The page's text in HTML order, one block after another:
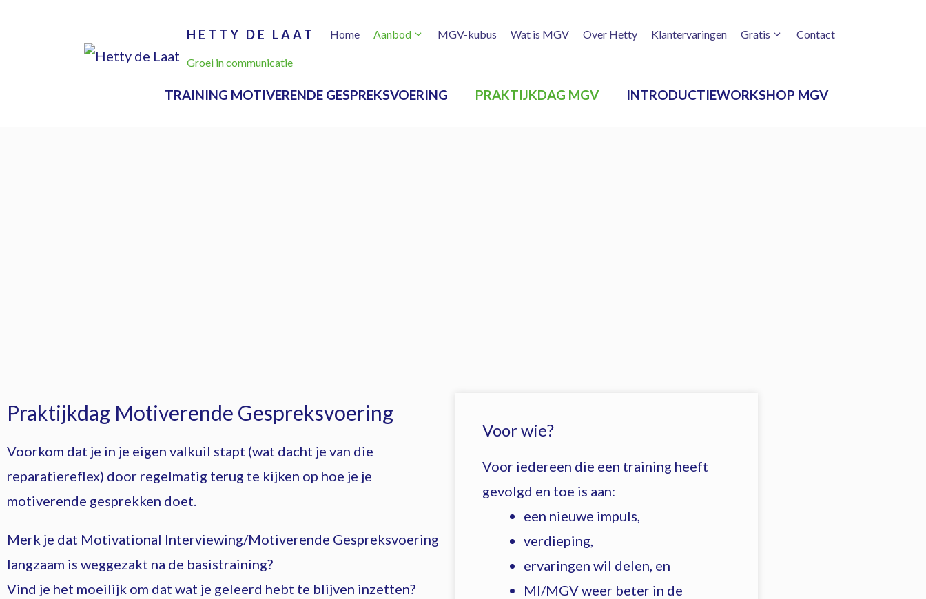
Home Aanbod MGV-kubus Wat is MGV Over Hetty Klantervaringen Gratis Contact
HETTY DE LAAT
Groei in communicatie
TRAINING MOTIVERENDE GESPREKSVOERING PRAKTIJKDAG MGV INTRODUCTIEWORKSHOP MGV
Praktijkdag Motiverende Gespreksvoering
Voorkom dat je in je eigen valkuil stapt (wat dacht je van die
reparatiereflex) door regelmatig terug te kijken op hoe je je
motiverende gesprekken doet.
Merk je dat Motivational Interviewing/Motiverende Gespreksvoering
langzaam is weggezakt na de basistraining?
Vind je het moeilijk om dat wat je geleerd hebt te blijven inzetten?
Voor wie?
Voor iedereen die een training heeft
gevolgd en toe is aan:
een nieuwe impuls,
verdieping,
ervaringen wil delen, en
MI/MGV weer beter in de